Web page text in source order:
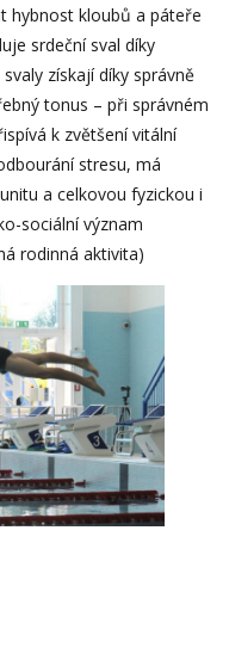
hybnost kloubů a páteře
srdeční sval díky
získají díky správně
tonus – při správném
k zvětšení vitální
stresu, má
a celkovou fyzickou i
sociální význam
rodinná aktivita)